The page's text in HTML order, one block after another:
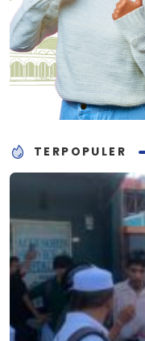
TERPOPULER